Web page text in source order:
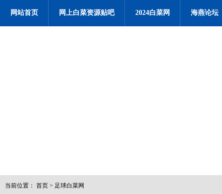
网站首页 网上白菜资源贴吧 2024白菜网 海燕论坛
当前位置： 首页 > 足球白菜网